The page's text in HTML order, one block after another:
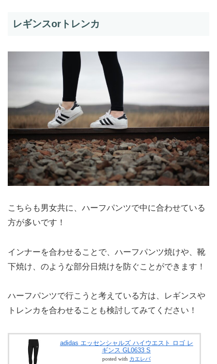
レギンスorトレンカ
こちらも男女共に、ハーフパンツで中に合わせている
方が多いです！
インナーを合わせることで、ハーフパンツ焼けや、靴
下焼け、のような部分日焼けを防ぐことができます！
ハーフパンツで行こうと考えている方は、レギンスや
トレンカを合わせることも検討してみてください！
adidas エッセンシャルズ ハイウエスト ロゴ レ
ギンス GL0633 S
posted with カエレバ